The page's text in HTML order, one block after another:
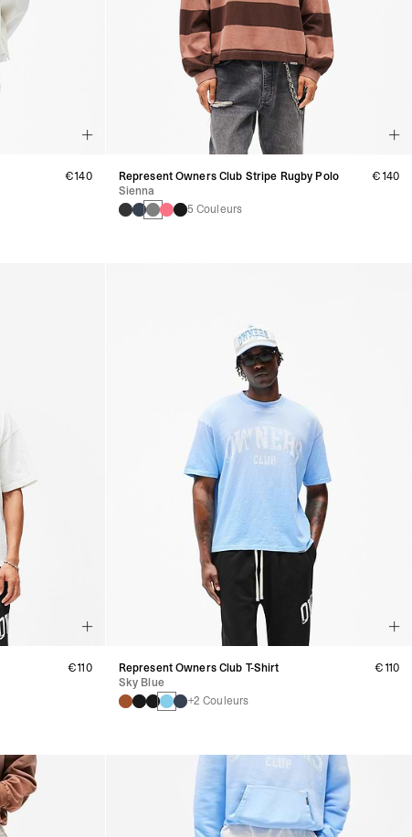
€140
Represent Owners Club Stripe Rugby Polo
Sienna
5 Couleurs
€140
€110
Represent Owners Club T-Shirt
Sky Blue
+2 Couleurs
€110